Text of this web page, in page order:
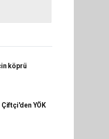
köprü
Çiftçi'den YÖK